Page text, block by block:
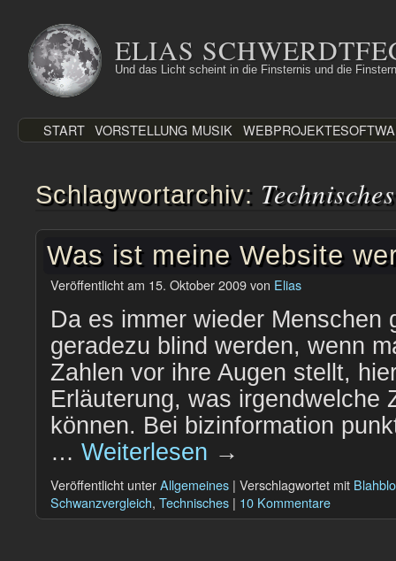
Inhalt
springen
ELIAS
Und das Licht scheint in die Finsternis und die
START VORSTELLUNG MUSIK WEBPROJEKTE
Schlagwortarchiv: Technisches
Was ist meine Website
Veröffentlicht am 15. Oktober 2009von Elias
Da es immer wieder Menschen
geradezu blind werden, wenn
Zahlen vor ihre Augen stellt,
Erläuterung, was irgendwelche
können. Bei bizinformation
… Weiterlesen →
Veröffentlicht unterAllgemeines | Verschlagwortet mit
Schwanzvergleich, Technisches | 10 Kommentare